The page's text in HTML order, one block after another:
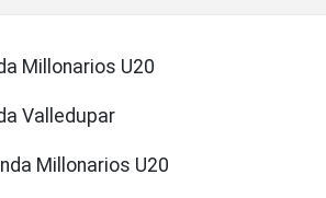
Millonarios U20
Valledupar
Millonarios U20